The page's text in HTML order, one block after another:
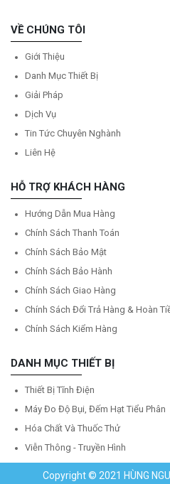
VỀ CHÚNG TÔI
Giới Thiệu
Danh Mục Thiết Bị
Giải Pháp
Dịch Vụ
Tin Tức Chuyên Nghành
Liên Hệ
HỖ TRỢ KHÁCH HÀNG
Hướng Dẫn Mua Hàng
Chính Sách Thanh Toán
Chính Sách Bảo Mật
Chính Sách Bảo Hành
Chính Sách Giao Hàng
Chính Sách Đổi Trả Hàng & Hoàn
Chính Sách Kiểm Hàng
DANH MỤC THIẾT BỊ
Thiết Bị Tĩnh Điện
Máy Đo Độ Bụi, Đếm Hạt Tiểu Phân
Hóa Chất Và Thuốc Thử
Viễn Thông - Truyền Hình
Copyright © 2021 HÙNG